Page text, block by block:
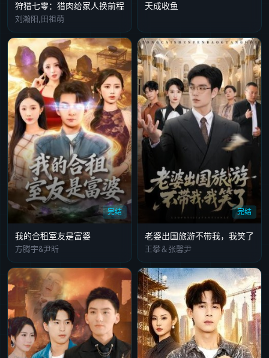
狩猎七零：猎肉给家人换前程
刘瀚阳,田祖萌
天成收鱼
完结
我的合租室友是富婆
方腾宇&尹昕
完结
老婆出国旅游不带我，我笑了
王攀＆张馨尹